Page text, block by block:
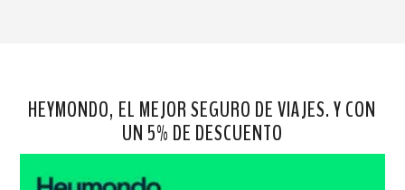
HEYMONDO, EL MEJOR SEGURO DE VIAJES. Y CON
UN 5% DE DESCUENTO